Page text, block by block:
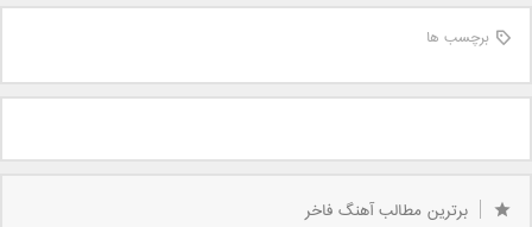
برچسب ها
برترین مطالب آهنگ فاخر